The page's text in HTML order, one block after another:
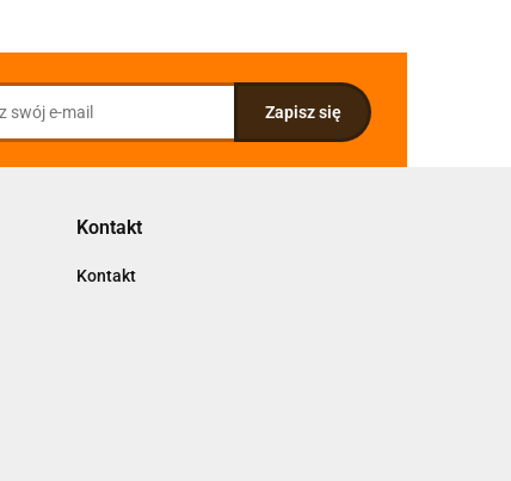
Kontakt
Kontakt